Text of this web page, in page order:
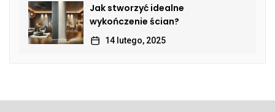
Jak stworzyć idealne
wykończenie ścian?
14 lutego, 2025